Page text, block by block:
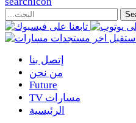
إتصل بنا
من نحن
Future
TV مسارات
الرئيسية